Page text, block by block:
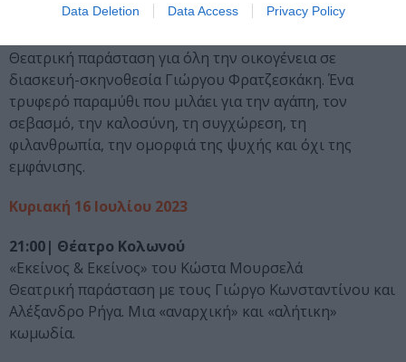
Data Deletion Data Access Privacy Policy
20:30| Θέατρο Γκράβας
Θεατρική παράσταση για όλη την οικογένεια σε
διασκευή-σκηνοθεσία Γιώργου Φρατζεσκάκη. Ένα
τρυφερό παραμύθι που μιλάει για την αγάπη, τον
σεβασμό, την καλοσύνη, τη συγχώρεση, τη
φιλανθρωπία, την ομορφιά της ψυχής και όχι της
εμφάνισης.
Κυριακή 16 Ιουλίου 2023
21:00| Θέατρο Κολωνού
«Εκείνος & Εκείνος» του Κώστα Μουρσελά
Θεατρική παράσταση με τους Γιώργο Κωνσταντίνου και
Αλέξανδρο Ρήγα. Μια «αναρχική» και «αλήτικη»
κωμωδία.